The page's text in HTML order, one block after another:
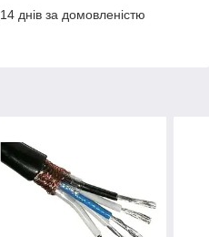
днів за домовленістю